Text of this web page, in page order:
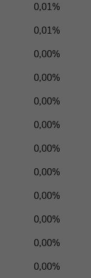
0,01%
0,01%
0,00%
0,00%
0,00%
0,00%
0,00%
0,00%
0,00%
0,00%
0,00%
0,00%